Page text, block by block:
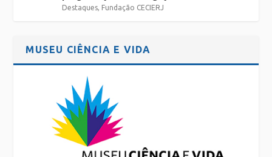
Destaques, Fundação CECIERJ
MUSEU CIÊNCIA E VIDA